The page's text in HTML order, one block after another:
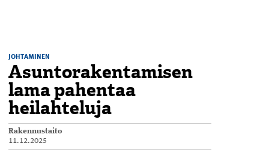
JOHTAMINEN
Asuntorakentamisen
lama pahentaa
heilahteluja
Rakennustaito
11.12.2025